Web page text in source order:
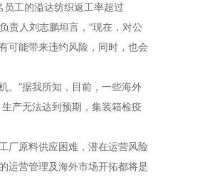
工的溢达纺织返工率超过
责人刘志鹏坦言，“现在，对公
可能带来违约风险，同时，也会
“据我所知，目前，一些海外
产无法达到预期，集装箱检疫
原料供应困难，潜在运营风险
运营管理及海外市场开拓都将是